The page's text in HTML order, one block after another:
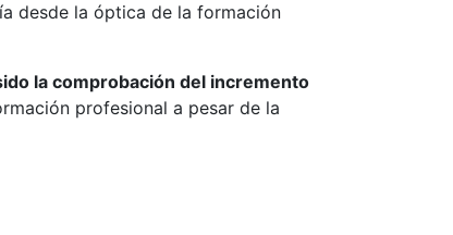
desde la óptica de la formación
la comprobación del incremento
profesional a pesar de la